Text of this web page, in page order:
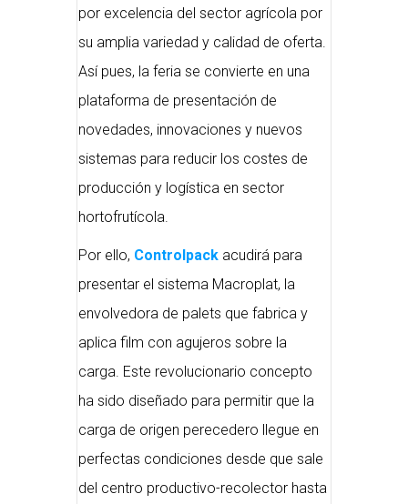
por excelencia del sector agrícola por
su amplia variedad y calidad de oferta.
Así pues, la feria se convierte en una
plataforma de presentación de
novedades, innovaciones y nuevos
sistemas para reducir los costes de
producción y logística en sector
hortofrutícola.
Por ello, Controlpack acudirá para
presentar el sistema Macroplat, la
envolvedora de palets que fabrica y
aplica film con agujeros sobre la
carga. Este revolucionario concepto
ha sido diseñado para permitir que la
carga de origen perecedero llegue en
perfectas condiciones desde que sale
del centro productivo-recolector hasta